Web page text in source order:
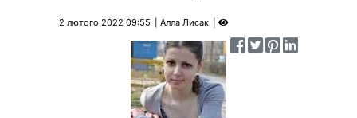
2 лютого 2022 09:55 Алла Лисак